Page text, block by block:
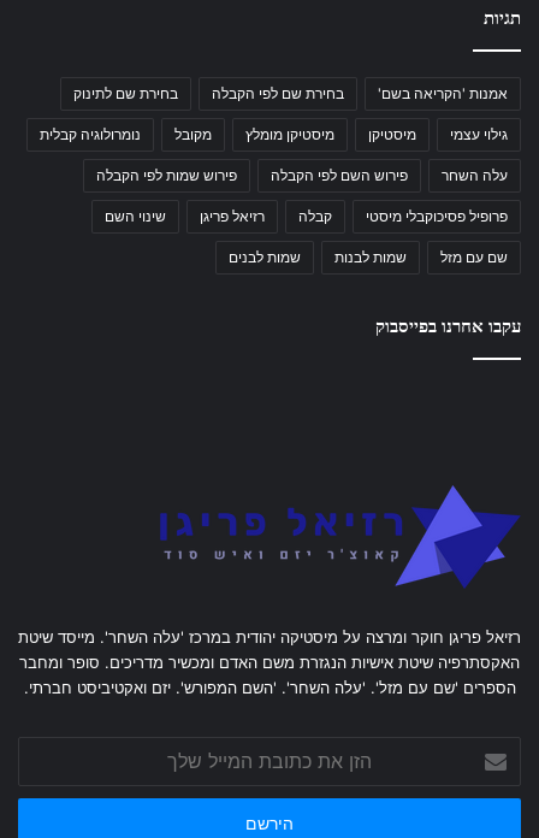
תגיות
אמנות 'הקריאה בשם' בחירת שם לפי הקבלה בחירת שם לתינוק
גילוי עצמי מיסטיקן מיסטיקן מומלץ מקובל נומרולוגיה קבלית
עלה השחר פירוש השם לפי הקבלה פירוש שמות לפי הקבלה
פרופיל פסיכוקבלי מיסטי קבלה רזיאל פריגן שינוי השם
שם עם מזל שמות לבנות שמות לבנים
עקבו אחרנו בפייסבוק
רזיאל פריגן חוקר ומרצה על מיסטיקה יהודית במרכז 'עלה השחר'. מייסד שיטת
האקסתרפיה שיטת אישיות הנגזרת משם האדם ומכשיר מדריכים. סופר ומחבר
הספרים 'שם עם מזל'. 'עלה השחר'. 'השם המפורש'. יזם ואקטיביסט חברתי.
את
כתובת